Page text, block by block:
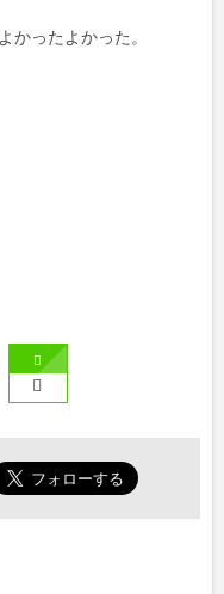
かったよかった。